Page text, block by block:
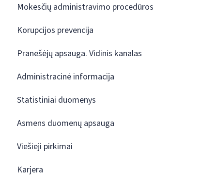
Mokesčių administravimo procedūros
Korupcijos prevencija
Pranešėjų apsauga. Vidinis kanalas
Administracinė informacija
Statistiniai duomenys
Asmens duomenų apsauga
Viešieji pirkimai
Karjera